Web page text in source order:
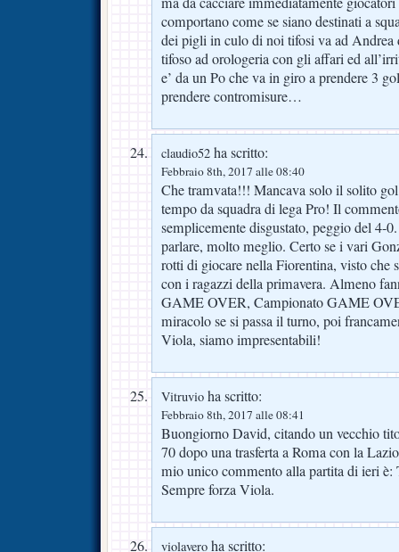
comportano come se siano destinati a
dei pigli in culo di noi tifosi va ad Andrea
tifoso ad orologeria con gli affari ed
e’ da un Po che va in giro a prendere 3
prendere contromisure…
claudio52 ha scritto:
Febbraio 8th, 2017 alle 08:40
Che tramvata!!! Mancava solo il solito
tempo da squadra di lega Pro! Il
semplicemente disgustato, peggio del 4-
parlare, molto meglio. Certo se i vari
rotti di giocare nella Fiorentina, visto che
con i ragazzi della primavera. Almeno
GAME OVER, Campionato GAME
miracolo se si passa il turno, poi
Viola, siamo impresentabili!
Vitruvio ha scritto:
Febbraio 8th, 2017 alle 08:41
Buongiorno David, citando un vecchio
70 dopo una trasferta a Roma con la
mio unico commento alla partita di ieri
Sempre forza Viola.
violavero ha scritto: